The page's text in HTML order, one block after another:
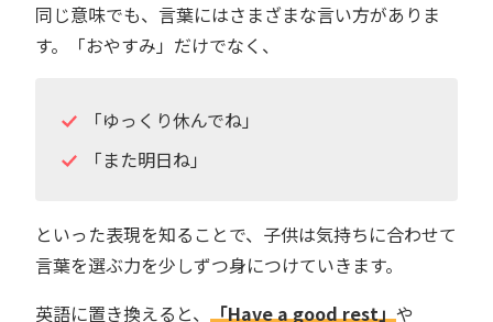
同じ意味でも、言葉にはさまざまな言い方がありま
す。「おやすみ」だけでなく、
「ゆっくり休んでね」
「また明日ね」
といった表現を知ることで、子供は気持ちに合わせて
言葉を選ぶ力を少しずつ身につけていきます。
英語に置き換えると、 「Have a good rest」や